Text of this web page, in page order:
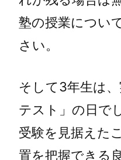
塾の授業につい
さい。
そして3年生は
テスト」の日で
受験を見据えた
置を把握できる